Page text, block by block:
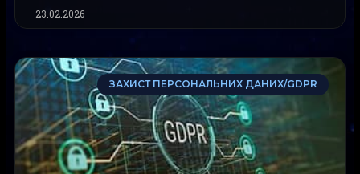
23.02.2026
ЗАХИСТ ПЕРСОНАЛЬНИХ ДАНИХ/GDPR